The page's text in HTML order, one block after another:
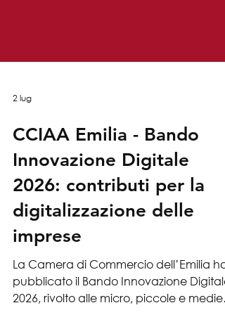
CCIAA Emilia - Bando
Innovazione Digitale
2026: contributi per la
digitalizzazione delle
imprese
La Camera di Commercio dell’Emilia ha
pubblicato il Bando Innovazione Digitale